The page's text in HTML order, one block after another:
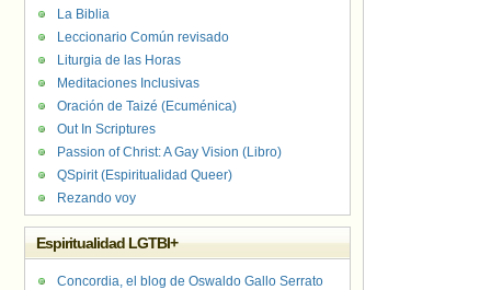
La Biblia
Leccionario Común revisado
Liturgia de las Horas
Meditaciones Inclusivas
Oración de Taizé (Ecuménica)
Out In Scriptures
Passion of Christ: A Gay Vision (Libro)
QSpirit (Espiritualidad Queer)
Rezando voy
Espiritualidad LGTBI+
Concordia, el blog de Oswaldo Gallo Serrato